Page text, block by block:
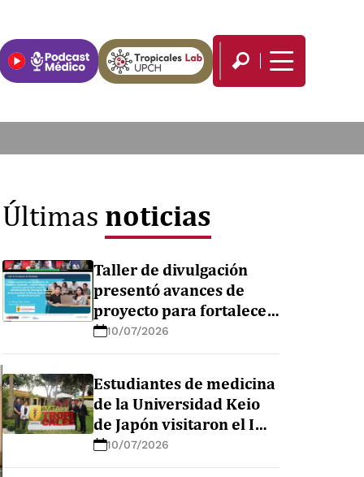
Últimas noticias
Taller de divulgación
presentó avances de
proyecto para fortalecer
el diagnóstico de
enfermedades febriles
10/07/2026
Estudiantes de medicina
de la Universidad Keio
de Japón visitaron el IMT
AvH para conocer sus
líneas de investigación
10/07/2026